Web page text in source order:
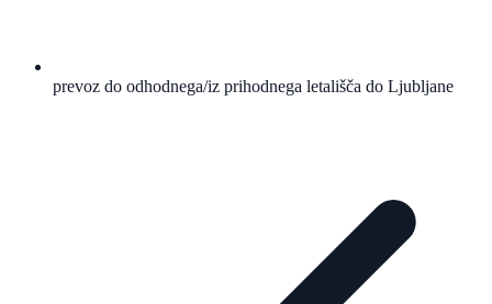
prevoz do odhodnega/iz prihodnega letališča do Ljubljane